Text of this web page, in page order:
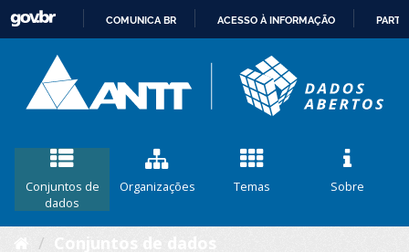
CONTEÚDO
COMUNICA BR ACESSO À INFORMAÇÃO
Conjuntos de
dados
Organizações Temas Sobre